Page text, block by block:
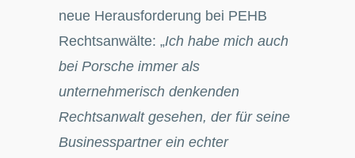
neue Herausforderung bei PEHB
Rechtsanwälte: „Ich habe mich auch
bei Porsche immer als
unternehmerisch denkenden
Rechtsanwalt gesehen, der für seine
Businesspartner ein echter